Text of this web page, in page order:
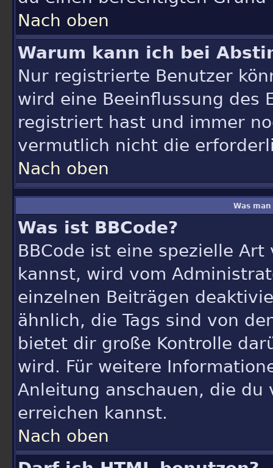
Nach oben
Warum kann ich bei
Nur registrierte Benutzer
wird eine Beeinflussung des
registriert hast und immer
vermutlich nicht die
Nach oben
Was
Was ist BBCode?
BBCode ist eine spezielle Art
kannst, wird vom
einzelnen Beiträgen
ähnlich, die Tags sind von
bietet dir große Kontrolle
wird. Für weitere
Anleitung anschauen, die du
erreichen kannst.
Nach oben